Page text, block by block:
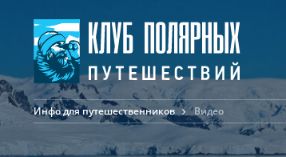
Инфо для путешественников Видео